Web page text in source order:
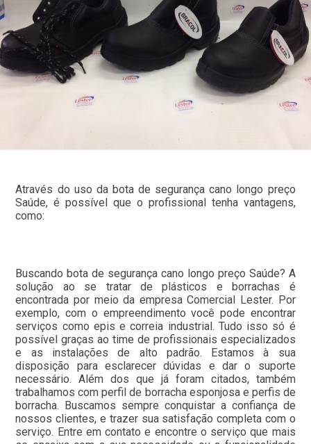
Através do uso da bota de segurança cano longo preço
Saúde, é possível que o profissional tenha vantagens,
como:
Buscando bota de segurança cano longo preço Saúde? A
solução ao se tratar de plásticos e borrachas é
encontrada por meio da empresa Comercial Lester. Por
exemplo, com o empreendimento você pode encontrar
serviços como epis e correia industrial. Tudo isso só é
possível graças ao time de profissionais especializados
e as instalações de alto padrão. Estamos à sua
disposição para esclarecer dúvidas e dar o suporte
necessário. Além dos que já foram citados, também
trabalhamos com perfil de borracha esponjosa e perfis de
borracha. Buscamos sempre conquistar a confiança de
nossos clientes, e trazer sua satisfação completa com o
serviço. Entre em contato e encontre o serviço que mais